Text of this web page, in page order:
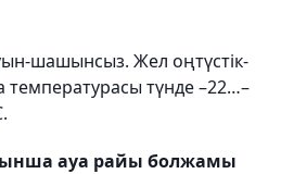
шашынсыз. Жел оңтүстік-
температурасы түнде –22…–
ауа райы болжамы